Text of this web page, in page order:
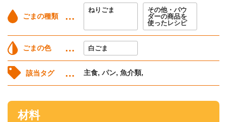
ごまの種類
ねりごま
その他・パウ
ダーの商品を
使ったレシピ
ごまの色 白ごま
該当タグ 主食, パン, 魚介類,
材料